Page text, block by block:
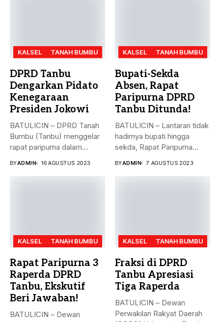
KALSEL TANAH BUMBU
DPRD Tanbu
Dengarkan Pidato
Kenegaraan
Presiden Jokowi
BATULICIN – DPRD Tanah
Bumbu (Tanbu) menggelar
rapat paripurna dalam
BYADMIN 16 AGUSTUS 2023
KALSEL TANAH BUMBU
Bupati-Sekda
Absen, Rapat
Paripurna DPRD
Tanbu Ditunda!
BATULICIN – Lantaran tidak
hadirnya bupati hingga
sekda, Rapat Paripurna
BYADMIN 7 AGUSTUS 2023
KALSEL TANAH BUMBU
Rapat Paripurna 3
Raperda DPRD
Tanbu, Ekskutif
Beri Jawaban!
BATULICIN – Dewan
KALSEL TANAH BUMBU
Fraksi di DPRD
Tanbu Apresiasi
Tiga Raperda
BATULICIN – Dewan
Perwakilan Rakyat Daerah